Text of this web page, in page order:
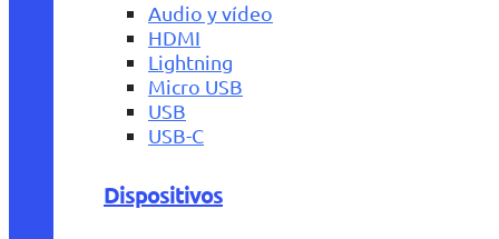
Audio y vídeo
HDMI
Lightning
Micro USB
USB
USB-C
Dispositivos